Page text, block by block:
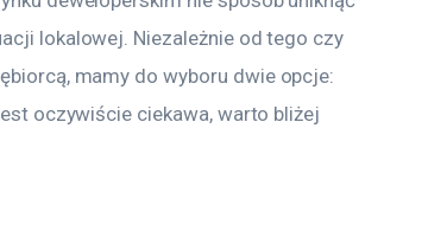
lokalowej. Niezależnie od tego czy
mamy do wyboru dwie opcje:
oczywiście ciekawa, warto bliżej